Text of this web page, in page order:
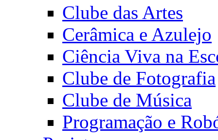
Clube das Artes
Cerâmica e Azulejo
Ciência Viva na
Clube de Fotografia
Clube de Música
Programação e